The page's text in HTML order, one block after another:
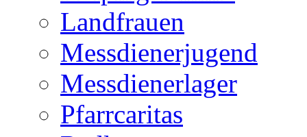
Landfrauen
Messdienerjugend
Messdienerlager
Pfarrcaritas